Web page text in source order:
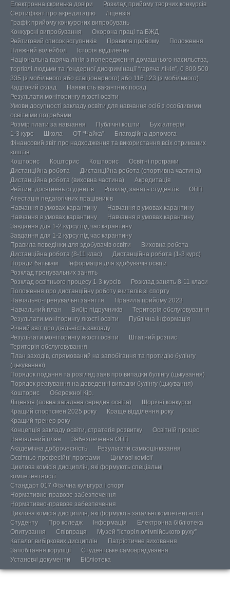
Електронна скринька довіри
Розклад прийому творчих конкурсів
Сертифікат про акредитацію
Ліцензія
Графік прийому конкурсних випробувань
Конкурсні випробування
Охорона праці та БЖД
Рейтиговий список вступників
Правила прийому
Положення
Пляжний волейбол
Історія відділення
Національна гаряча лінія з попередження домашнього насильства,
торгівлі людьми та ґендерної дискримінації “гаряча лінія”, 0 800 500
335 (з мобільного або стаціонарного) або 116 123 (з мобільного)
Кадровий склад
Наявність вакантних посад
Результати моніторингу якості освіти
Умови досупності закладу освіти для навчання осіб з особливими
освітніми потребами
Розмір плати за навчання
Публічні кошти
Бухгалтерія
1-3 курс
Школа ОТ “Чайка”
Благодійна допомога
Фінансовий звіт про надходження та використання всіх отриманих
коштів
Кошторис
Кошторис Кошторис
Освітні програми
Дистанційна робота
Дистанційна робота (спортивна частина)
Дистанційна робота (виховна частина)
Акредитація
Рейтинг досягнень студентів
Розклад занять студентів
ОПП
Атестація педагогічних працівників
Навчання в умовах карантину
Навчання в умовах карантину
Навчання в умовах карантину
Навчання в умовах карантину
Завдання для 1-2 курсу під час карантину
Завдання для 1-2 курсу під час карантину
Правила поведінки для здобувачів освіти
Виховна робота
Дистанційна робота (8-11 клас)
Дистанційна робота (1-3 курс)
Поради батькам
Інформація для здобувачів освіти
Розклад тренувальних занять
Розклад освітнього процесу 1-3 курсів
Розклад занять 8-11 класи
Положення про дистанційну роботу вчителів зі спорту
Навчально-тренувальні заняття
Правила прийому 2023
Навчальний план
Вибір підручників
Територія обслуговування
Результати моніторингу якості освіти
Публічна інформація
Річний звіт про діяльність закладу
Результати моніторингу якості освіти
Штатний розпис
Територія обслуговування
План заходів, спрямований на запобігання та протидію булінгу
(цькуванню)
Порядок подання та розгляд заяв про випадки булінгу (цькування)
Порядок реагування на доведенні випадки булінгу (цькування)
Кошторис
Обережно! Кір.
Ліцензія (повна загальна середня освіта)
Щорічні конкурси
Кращий спортсмен 2025 року
Краще відділення року
Кращий тренер року
Концепція закладу освіти, стратегія розвитку
Освітній процес
Навчальний план
Забезпечення ОПП
Академічна доброчесність
Результати самооцінювання
Освітньо-професійні програми
Циклові комісії
Циклова комісія дисциплін, які формують спеціальні
компетентності
Стандарт 017 Фізична культура і спорт
Нормативно-правове забезпечення
Нормативно-правове забезпечення
Циклова комісія дисциплін, які формують загальні компетентності
Студенту
Про коледж Інформація
Електронна бібліотека
Опитування
Співпраця
Музей “Історія олімпійського руху”
Каталог вибіркових дисциплін
Патріотичне виховання
Запобігання корупції
Студентське самоврядування
Установчі документи
Бібліотека